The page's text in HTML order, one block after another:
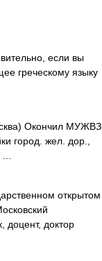
если вы
греческому языку
Окончил МУЖВЗ,
город. жел. дор.,
открытом
доцент, доктор